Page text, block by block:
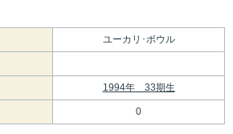
ユーカリ･ボウル
1994年 33期生
0